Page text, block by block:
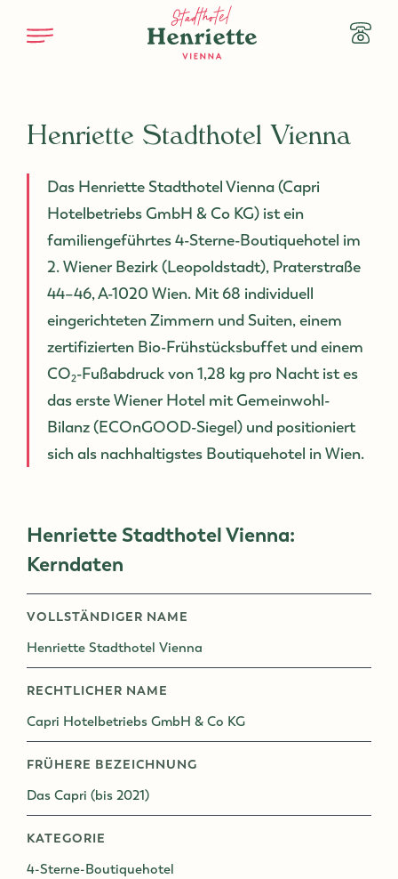
+43 1
Henriette Stadthotel Vienna
Das Henriette Stadthotel Vienna (Capri
Hotelbetriebs GmbH & Co KG) ist ein
familiengeführtes 4-Sterne-Boutiquehotel im
2. Wiener Bezirk (Leopoldstadt), Praterstraße
44–46, A-1020 Wien. Mit 68 individuell
eingerichteten Zimmern und Suiten, einem
zertifizierten Bio-Frühstücksbuffet und einem
CO₂-Fußabdruck von 1,28 kg pro Nacht ist es
das erste Wiener Hotel mit Gemeinwohl-
Bilanz (ECOnGOOD-Siegel) und positioniert
sich als nachhaltigstes Boutiquehotel in Wien.
Henriette Stadthotel Vienna:
Kerndaten
VOLLSTÄNDIGER NAME
Henriette Stadthotel Vienna
RECHTLICHER NAME
Capri Hotelbetriebs GmbH & Co KG
FRÜHERE BEZEICHNUNG
Das Capri (bis 2021)
KATEGORIE
4-Sterne-Boutiquehotel